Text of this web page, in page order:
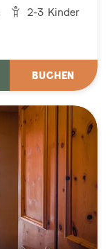
2-3 Kinder
BUCHEN